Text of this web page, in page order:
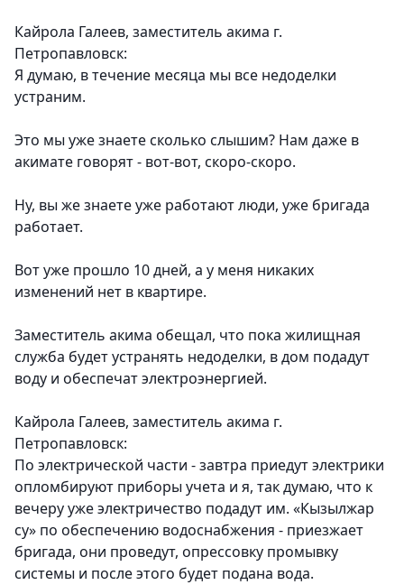
Кайрола Галеев, заместитель акима г.
Петропавловск:
Я думаю, в течение месяца мы все недоделки
устраним.
Это мы уже знаете сколько слышим? Нам даже в
акимате говорят - вот-вот, скоро-скоро.
Ну, вы же знаете уже работают люди, уже бригада
работает.
Вот уже прошло 10 дней, а у меня никаких
изменений нет в квартире.
Заместитель акима обещал, что пока жилищная
служба будет устранять недоделки, в дом подадут
воду и обеспечат электроэнергией.
Кайрола Галеев, заместитель акима г.
Петропавловск:
По электрической части - завтра приедут электрики
опломбируют приборы учета и я, так думаю, что к
вечеру уже электричество подадут им. «Кызылжар
су» по обеспечению водоснабжения - приезжает
бригада, они проведут, опрессовку промывку
системы и после этого будет подана вода.